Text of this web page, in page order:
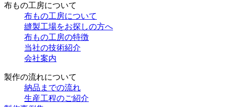
布もの工房について
布もの工房について
縫製工場をお探しの方へ
布もの工房の特徴
当社の技術紹介
会社案内
製作の流れについて
納品までの流れ
生産工程のご紹介